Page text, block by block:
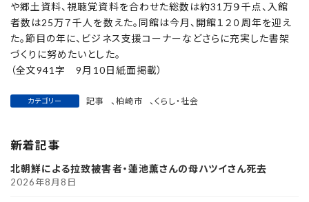
や郷土資料、視聴覚資料を合わせた総数は約31万９千点、入館
者数は25万７千人を数えた。同館は今月、開館１２０周年を迎え
た。節目の年に、ビジネス支援コーナーなどさらに充実した書架
づくりに努めたいとした。
（全文941字 9月10日紙面掲載）
カテゴリー 記事 、 柏崎市 、 くらし・社会
新着記事
北朝鮮による拉致被害者・蓮池薫さんの母ハツイさん死去
2026年8月8日